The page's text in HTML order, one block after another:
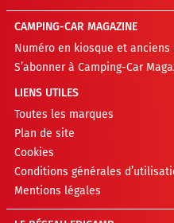
CAMPING-CAR MAGAZINE
Numéro en kiosque et anciens
S’abonner à Camping-Car
LIENS UTILES
Toutes les marques
Plan de site
Cookies
Conditions générales
Mentions légales